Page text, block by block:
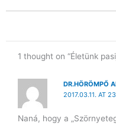
Csak azt, hogy idén
fogok rajta lepődni,
1 thought on “Életünk
DR.HÖRÖMPŐ
2017.03.11. AT
Naná, hogy a